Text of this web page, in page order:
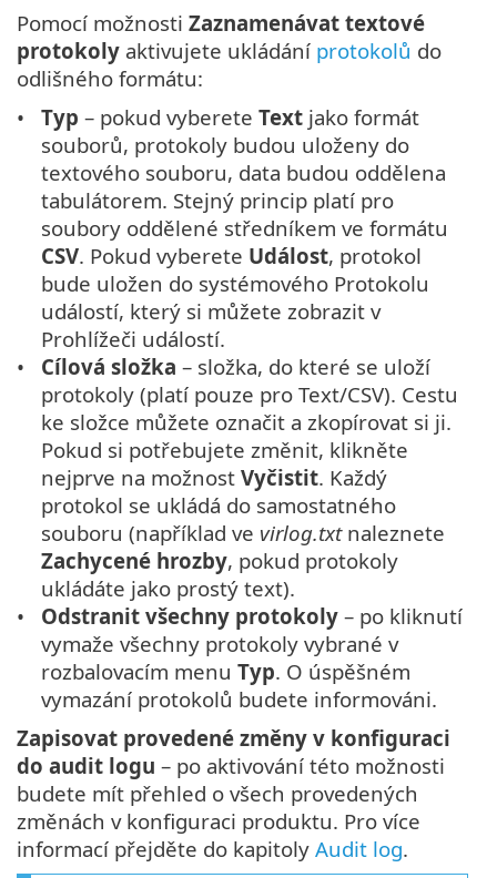
Pomocí možnosti Zaznamenávat textové
protokoly aktivujete ukládání protokolů do
odlišného formátu:
Typ – pokud vybereteText jako formát
souborů, protokoly budou uloženy do
textového souboru, data budou oddělena
tabulátorem. Stejný princip platí pro
soubory oddělené středníkem ve formátu
CSV. Pokud vyberete Událost, protokol
bude uložen do systémového Protokolu
událostí, který si můžete zobrazit v
Prohlížeči událostí.
Cílová složka – složka, do které se uloží
protokoly (platí pouze pro Text/CSV). Cestu
ke složce můžete označit a zkopírovat si ji.
Pokud si potřebujete změnit, klikněte
nejprve na možnostVyčistit. Každý
protokol se ukládá do samostatného
souboru (například ve virlog.txtnaleznete
Zachycené hrozby, pokud protokoly
ukládáte jako prostý text).
Odstranit všechny protokoly – po kliknutí
vymaže všechny protokoly vybrané v
rozbalovacím menuTyp. O úspěšném
vymazání protokolů budete informováni.
Zapisovat provedené změny v konfiguraci
do audit logu – po aktivování této možnosti
budete mít přehled o všech provedených
změnách v konfiguraci produktu. Pro více
informací přejděte do kapitoly Audit log.